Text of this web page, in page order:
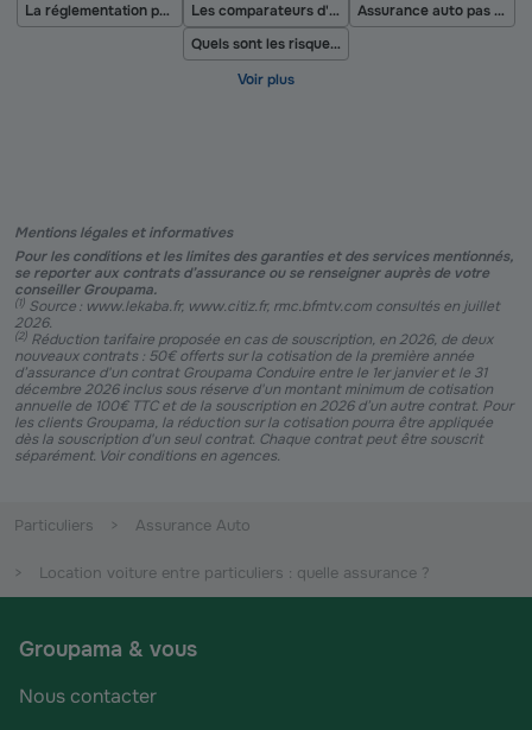
La réglementation pour les camping-cars Les comparateurs d'assurance auto
Assurance auto pas chère
Quels sont les risques encourus lorsque l’on stationne sur une place de livraison ?
Mentions légales et informatives
Pour les conditions et les limites des garanties et des services mentionnés,
se reporter aux contrats d’assurance ou se renseigner auprès de votre
conseiller Groupama.
(1) Source : www.lekaba.fr, www.citiz.fr, rmc.bfmtv.com consultés en juillet
2026.
(2) Réduction tarifaire proposée en cas de souscription, en 2026, de deux
nouveaux contrats : 50€ offerts sur la cotisation de la première année
d’assurance d'un contrat Groupama Conduire entre le 1er janvier et le 31
décembre 2026 inclus sous réserve d'un montant minimum de cotisation
annuelle de 100€ TTC et de la souscription en 2026 d’un autre contrat. Pour
les clients Groupama, la réduction sur la cotisation pourra être appliquée
dès la souscription d'un seul contrat. Chaque contrat peut être souscrit
séparément. Voir conditions en agences.
Particuliers Assurance Auto
Location voiture entre particuliers : quelle assurance ?
Groupama & vous
Nous contacter